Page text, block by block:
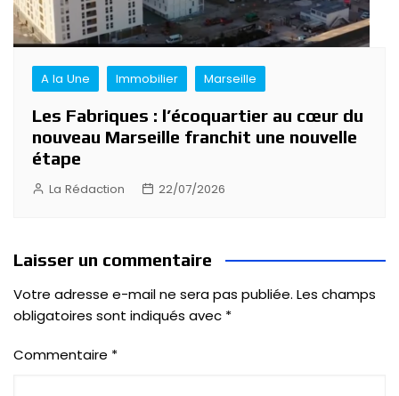
A la Une Immobilier Marseille
Les Fabriques : l’écoquartier au cœur du
nouveau Marseille franchit une nouvelle
étape
La Rédaction 22/07/2026
Laisser un commentaire
Votre adresse e-mail ne sera pas publiée. Les champs
obligatoires sont indiqués avec *
Commentaire *